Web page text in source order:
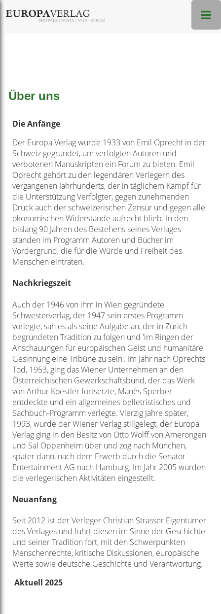
Über uns
Die Anfänge
Der Europa Verlag wurde 1933 von Emil Oprecht in der
Schweiz gegründet, um verfolgten Autoren und
verbotenen Manuskripten ein Forum zu bieten. Emil
Oprecht gehört zu den legendären Verlegern des
vergangenen Jahrhunderts, der in täglichem Kampf für
die Unterstützung Verfolgter, gegen zunehmenden
Druck auch der schweizerischen Zensur und gegen alle
ökonomischen Widerstände aufrecht blieb. In den
bislang 90 Jahren des Bestehens seines Verlages
standen im Programm Autoren und Bücher im
Vordergrund, die für die Würde und Freiheit des
Menschen eintraten.
Nachkriegszeit
Auch der 1946 von ihm in Wien gegründete
Schwesterverlag, der 1947 sein erstes Programm
vorlegte, sah es als seine Aufgabe an, der in Zürich
begründeten Tradition zu folgen und 'im Ringen der
Anschauungen für europäischen Geist und humanitäre
Gesinnung eine Tribüne zu sein'. Im Jahr nach Oprechts
Tod, 1953, ging das Wiener Unternehmen an den
Österreichischen Gewerkschaftsbund, der das Werk
von Arthur Koestler fortsetzte, Manès Sperber
entdeckte und ein allgemeines belletristisches und
Sachbuch-Programm verlegte. Vierzig Jahre später,
1993, wurde der Wiener Verlag stillgelegt, der Europa
Verlag ging in den Besitz von Otto Wolff von Amerongen
und Sal Oppenheim über und zog nach München,
später dann, nach dem Erwerb durch die Senator
Entertainment AG nach Hamburg. Im Jahr 2005 wurden
die verlegerischen Aktivitäten eingestellt.
Neuanfang
Seit 2012 ist der Verleger Christian Strasser Eigentümer
des Verlages und führt diesen im Sinne der Geschichte
und seiner Tradition fort, mit den Schwerpunkten
Menschenrechte, kritische Diskussionen, europäische
Werte sowie deutsche Geschichte und Verantwortung.
Aktuell 2025